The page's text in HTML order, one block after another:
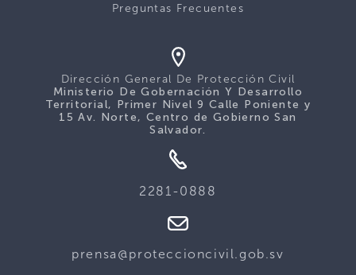
Preguntas Frecuentes
Dirección General De Protección Civil
Ministerio De Gobernación Y Desarrollo
Territorial, Primer Nivel 9 Calle Poniente y
15 Av. Norte, Centro de Gobierno San
Salvador.
2281-0888
prensa@proteccioncivil.gob.sv